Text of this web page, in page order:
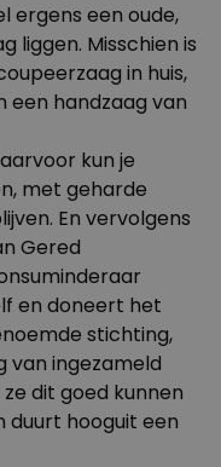
ergens een oude,
liggen. Misschien is
in huis,
een handzaag van
kun je
met geharde
En vervolgens
Gered
en doneert het
stichting,
van ingezameld
dit goed kunnen
duurt hooguit een